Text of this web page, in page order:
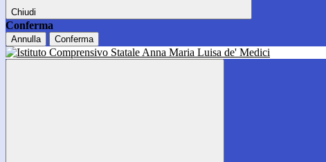
Chiudi
Conferma
Annulla Conferma